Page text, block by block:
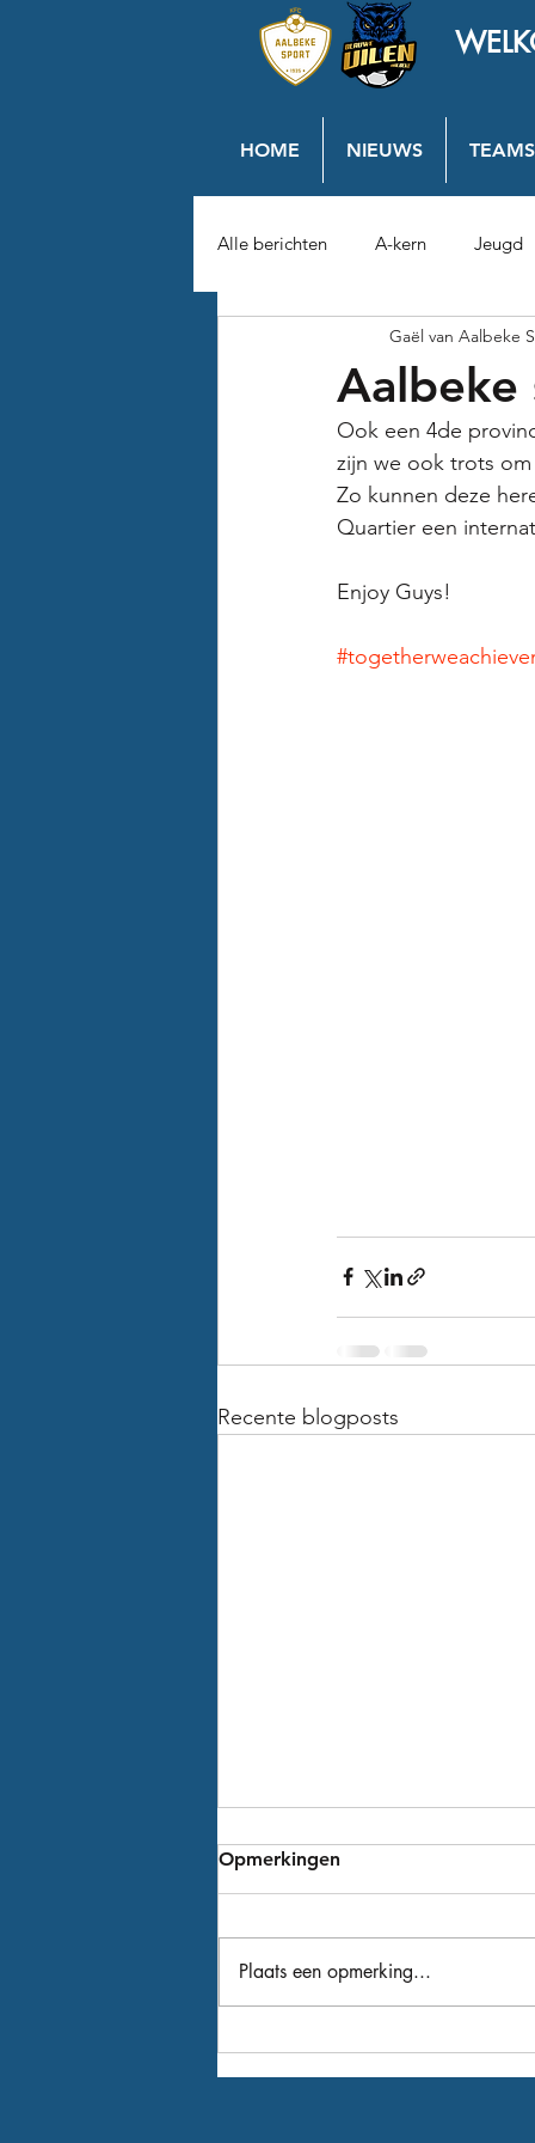
HOME NIEUWS
Alle berichten A-kern Jeugd
Aalbeke
Gaël van Aalbeke
Ook een 4de
zijn we ook trots
Zo kunnen deze
Quartier een
Enjoy Guys!
Recente blogposts
voor het nieuwe seizoen!
Opmerkingen
Plaats een opmerking...